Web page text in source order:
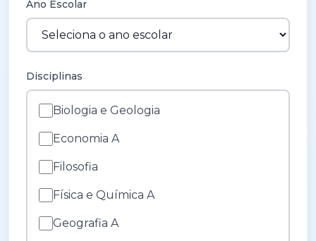
Ano Escolar
Disciplinas
Biologia e Geologia
Economia A
Filosofia
Física e Química A
Geografia A